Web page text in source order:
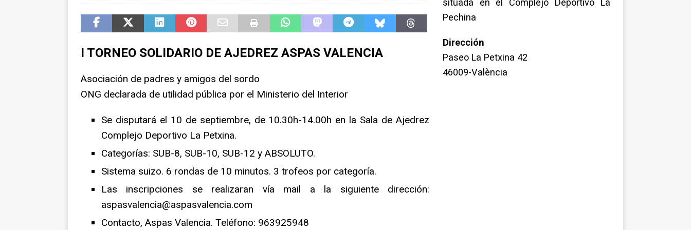
I TORNEO SOLIDARIO DE AJEDREZ ASPAS VALENCIA
Asociación de padres y amigos del sordo
ONG declarada de utilidad pública por el Ministerio del Interior
Se disputará el 10 de septiembre, de 10.30h-14.00h en la Sala de Ajedrez
Complejo Deportivo La Petxina.
Categorías: SUB-8, SUB-10, SUB-12 y ABSOLUTO.
Sistema suizo. 6 rondas de 10 minutos. 3 trofeos por categoría.
Las inscripciones se realizaran vía mail a la siguiente dirección:
aspasvalencia@aspasvalencia.com
Contacto, Aspas Valencia. Teléfono: 963925948
situada en el Complejo Deportivo La
Pechina
Dirección
Paseo La Petxina 42
46009-València